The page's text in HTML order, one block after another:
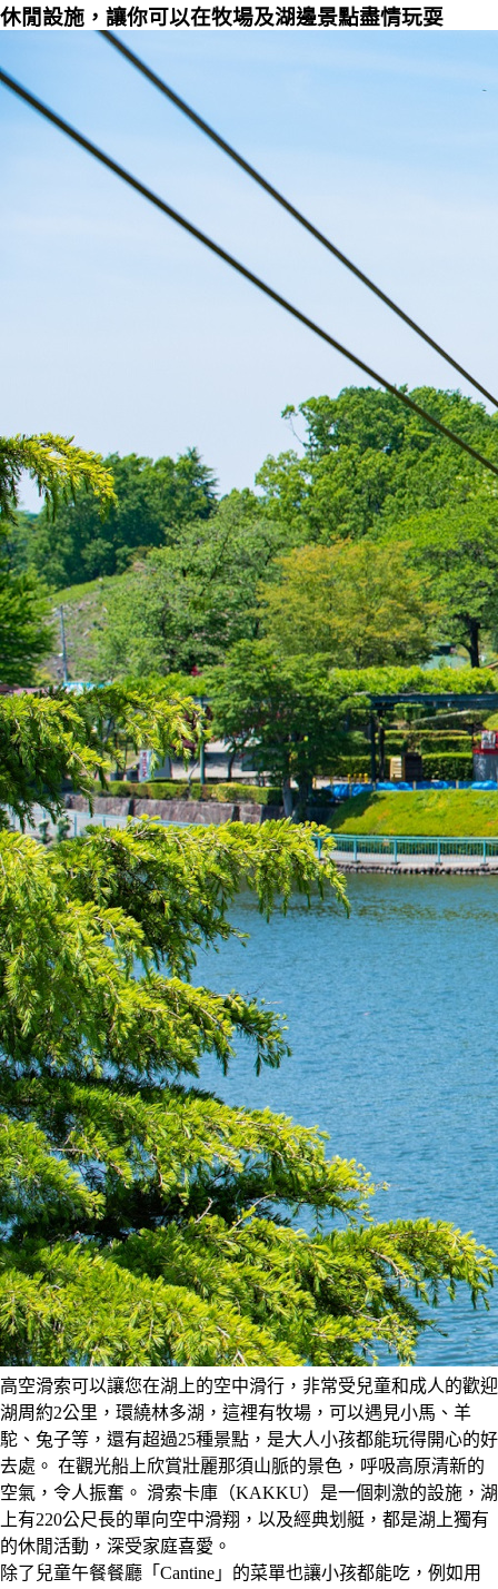
休閒設施，讓你可以在牧場及湖邊景點盡情玩耍
高空滑索可以讓您在湖上的空中滑行，非常受兒童和成人的歡迎
湖周約2公里，環繞林多湖，這裡有牧場，可以遇見小馬、羊
駝、兔子等，還有超過25種景點，是大人小孩都能玩得開心的好
去處。 在觀光船上欣賞壯麗那須山脈的景色，呼吸高原清新的
空氣，令人振奮。 滑索卡庫（KAKKU）是一個刺激的設施，湖
上有220公尺長的單向空中滑翔，以及經典划艇，都是湖上獨有
的休閒活動，深受家庭喜愛。
除了兒童午餐餐廳「Cantine」的菜單也讓小孩都能吃，例如用